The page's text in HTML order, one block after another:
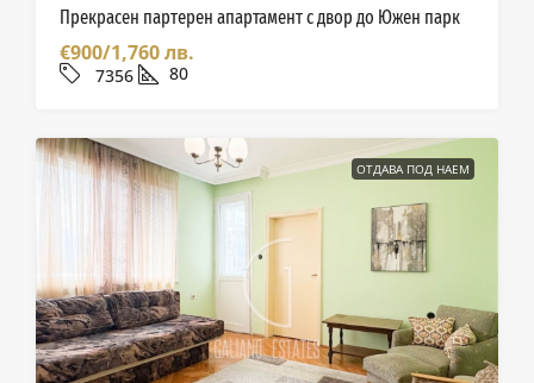
Прекрасен партерен апартамент с двор до Южен парк
€900/1,760 лв.
7356 80
ОТДАВА ПОД НАЕМ